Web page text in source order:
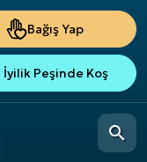
Bağış Yap
İyilik Peşinde Koş